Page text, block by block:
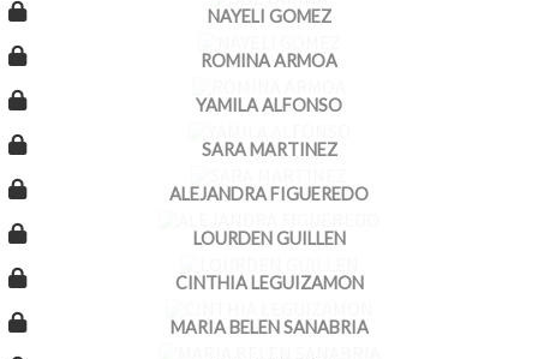
NAYELI GOMEZ
ROMINA ARMOA
YAMILA ALFONSO
SARA MARTINEZ
ALEJANDRA FIGUEREDO
LOURDEN GUILLEN
CINTHIA LEGUIZAMON
MARIA BELEN SANABRIA